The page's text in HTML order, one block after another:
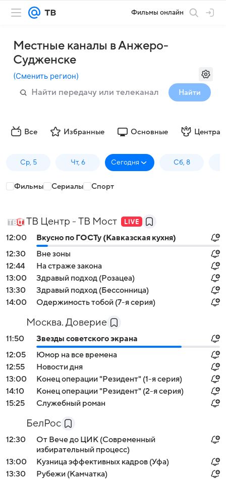
Фильмы онлайн
Местные каналы в Анжеро-
Судженске
(Сменить регион)
Найти
Все Избранные Основные
Ср, 5 Чт, 6 Сегодня Сб, 8
Фильмы Сериалы Спорт
ТВ Центр - ТВ Мост
12:00
Вкусно по ГОСТу (Кавказская кухня)
12:30
Вне зоны
12:44
На страже закона
13:00
Здравый подход (Розацеа)
13:30
Здравый подход (Бессонница)
14:00
Одержимость тобой (7-я серия)
Москва. Доверие
11:50
Звезды советского экрана
12:05
Юмор на все времена
12:55
Новости дня
13:00
Конец операции "Резидент" (1-я серия)
14:10
Конец операции "Резидент" (2-я серия)
15:25
Служебный роман
БелРос
12:30
От Вече до ЦИК (Современный
избирательный процесс)
13:00
Кузница эффективных кадров (Уфа)
13:30
Рубежи (Камчатка)